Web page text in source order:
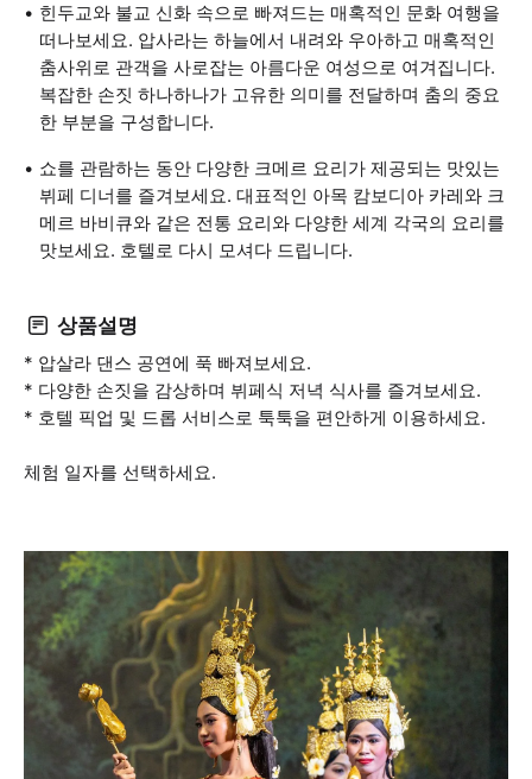
힌두교와 불교 신화 속으로 빠져드는 매혹적인 문화 여행을
떠나보세요. 압사라는 하늘에서 내려와 우아하고 매혹적인
춤사위로 관객을 사로잡는 아름다운 여성으로 여겨집니다.
복잡한 손짓 하나하나가 고유한 의미를 전달하며 춤의 중요
한 부분을 구성합니다.
쇼를 관람하는 동안 다양한 크메르 요리가 제공되는 맛있는
뷔페 디너를 즐겨보세요. 대표적인 아목 캄보디아 카레와 크
메르 바비큐와 같은 전통 요리와 다양한 세계 각국의 요리를
맛보세요. 호텔로 다시 모셔다 드립니다.
상품설명
* 압살라 댄스 공연에 푹 빠져보세요.
* 다양한 손짓을 감상하며 뷔페식 저녁 식사를 즐겨보세요.
* 호텔 픽업 및 드롭 서비스로 툭툭을 편안하게 이용하세요.
체험 일자를 선택하세요.